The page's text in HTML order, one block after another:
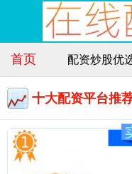
首页 配资炒股优
十大配资平台推